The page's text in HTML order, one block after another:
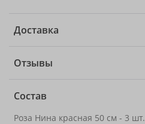
Доставка
Отзывы
Состав
Роза Нина красная 50 см - 3 шт.